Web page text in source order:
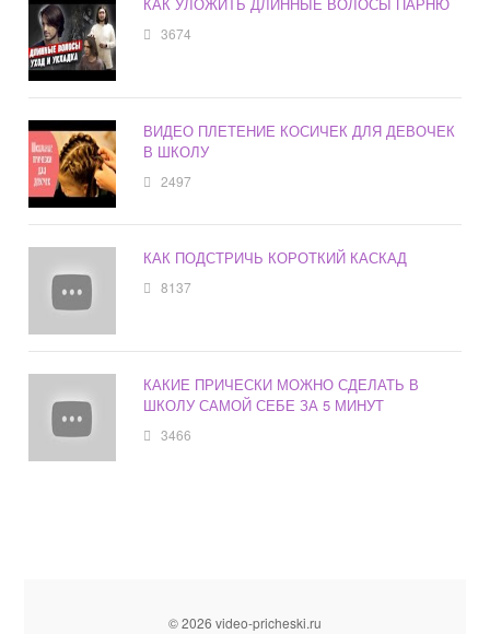
3674
ВИДЕО ПЛЕТЕНИЕ КОСИЧЕК ДЛЯ ДЕВОЧЕК
В ШКОЛУ
2497
КАК ПОДСТРИЧЬ КОРОТКИЙ КАСКАД
8137
КАКИЕ ПРИЧЕСКИ МОЖНО СДЕЛАТЬ В
ШКОЛУ САМОЙ СЕБЕ ЗА 5 МИНУТ
3466
© 2026 video-pricheski.ru